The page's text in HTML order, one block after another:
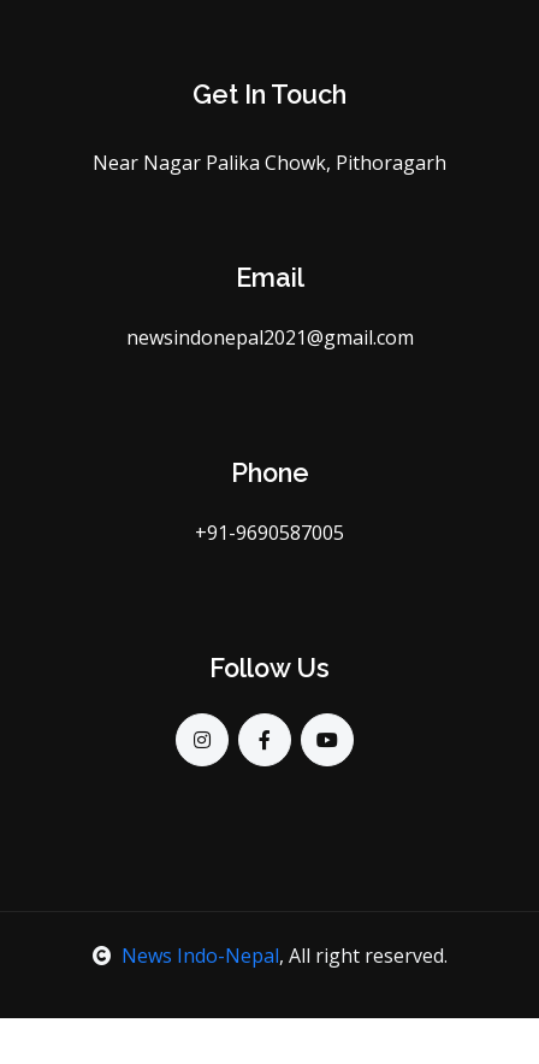
Get In Touch
Near Nagar Palika Chowk, Pithoragarh
Email
newsindonepal2021@gmail.com
Phone
+91-9690587005
Follow Us
News Indo-Nepal, All right reserved.